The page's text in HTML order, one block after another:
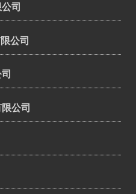
司
公司
公司